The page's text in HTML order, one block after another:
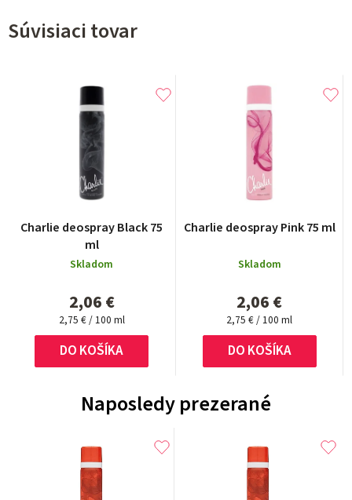
Súvisiaci tovar
Charlie deospray Black 75
ml
Skladom
2,06 €
Jednotková
cena:
2,75 € / 100 ml
DO KOŠÍKA
Charlie deospray Pink 75 ml
Skladom
2,06 €
Jednotková
cena:
2,75 € / 100 ml
DO KOŠÍKA
Naposledy prezerané